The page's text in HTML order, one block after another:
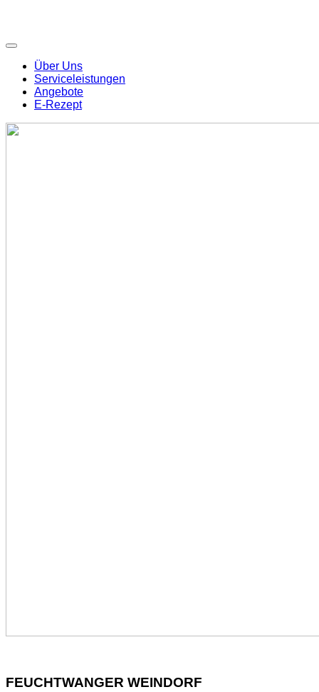
Über Uns
Serviceleistungen
Angebote
E-Rezept
FEUCHTWANGER WEINDORF